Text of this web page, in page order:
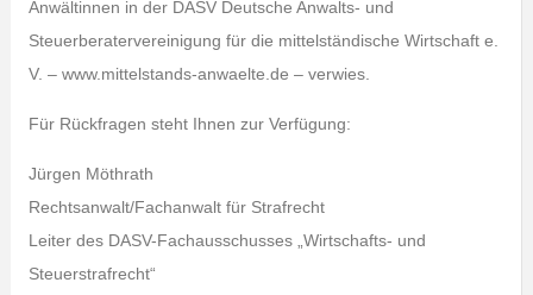
Anwältinnen in der DASV Deutsche Anwalts- und
Steuerberatervereinigung für die mittelständische Wirtschaft e.
V. – www.mittelstands-anwaelte.de – verwies.
Für Rückfragen steht Ihnen zur Verfügung:
Jürgen Möthrath
Rechtsanwalt/Fachanwalt für Strafrecht
Leiter des DASV-Fachausschusses „Wirtschafts- und
Steuerstrafrecht“